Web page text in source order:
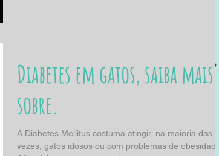
Diabetes em gatos, saiba mais
sobre.
A Diabetes Mellitus costuma atingir, na maioria das
vezes, gatos idosos ou com problemas de obesidade.